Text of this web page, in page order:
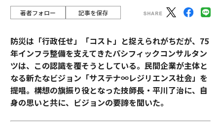
著者フォロー 記事を保存
防災は「行政任せ」「コスト」と捉えられがちだが、75
年インフラ整備を支えてきたパシフィックコンサルタン
ツは、この認識を覆そうとしている。民間企業が主体と
なる新たなビジョン「サステナ∞レジリエンス社会」を
提唱。構想の旗振り役となった技師長・平川了治に、自
身の思いと共に、ビジョンの要諦を聞いた。